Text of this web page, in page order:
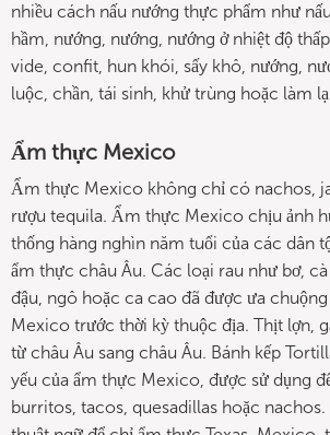
nhiều cách nấu nướng thực phẩm như
hầm, nướng, nướng, nướng ở nhiệt độ
vide, confit, hun khói, sấy khô, nướng,
luộc, chần, tái sinh, khử trùng hoặc làm
Ẩm thực Mexico
Ẩm thực Mexico không chỉ có nachos,
rượu tequila. Ẩm thực Mexico chịu ảnh
thống hàng nghìn năm tuổi của các dân
ẩm thực châu Âu. Các loại rau như bơ,
đậu, ngô hoặc ca cao đã được ưa
Mexico trước thời kỳ thuộc địa. Thịt lợn,
từ châu Âu sang châu Âu. Bánh kếp
yếu của ẩm thực Mexico, được sử dụng
burritos, tacos, quesadillas hoặc